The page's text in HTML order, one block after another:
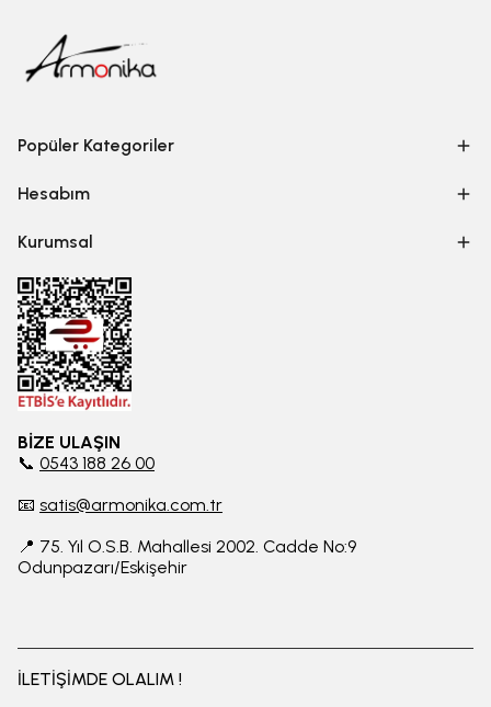
Popüler Kategoriler
Hesabım
Kurumsal
BİZE ULAŞIN
📞 0543 188 26 00
📧 satis@armonika.com.tr
📍 75. Yıl O.S.B. Mahallesi 2002. Cadde No:9
Odunpazarı/Eskişehir
İLETİŞİMDE OLALIM !